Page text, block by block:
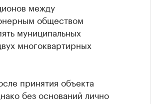
между
обществом
муниципальных
многоквартирных
принятия объекта
без оснований лично